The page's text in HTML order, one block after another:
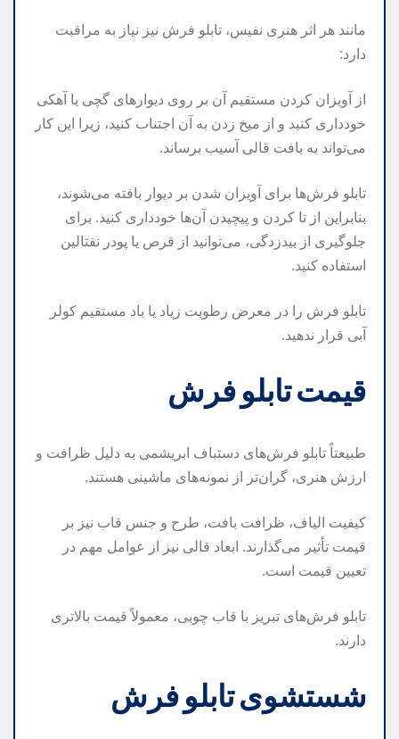
مانند هر اثر هنری نفیس، تابلو فرش نیز نیاز به مراقبت
دارد:
از آویزان کردن مستقیم آن بر روی دیوارهای گچی یا آهکی
خودداری کنید و از میخ زدن به آن اجتناب کنید، زیرا این کار
می‌تواند به بافت قالی آسیب برساند.
تابلو فرش‌ها برای آویزان شدن بر دیوار بافته می‌شوند،
بنابراین از تا کردن و پیچیدن آن‌ها خودداری کنید. برای
جلوگیری از بیدزدگی، می‌توانید از قرص یا پودر نفتالین
استفاده کنید.
تابلو فرش را در معرض رطوبت زیاد یا باد مستقیم کولر
آبی قرار ندهید.
قیمت تابلو فرش
طبیعتاً تابلو فرش‌های دستباف ابریشمی به دلیل ظرافت و
ارزش هنری، گران‌تر از نمونه‌های ماشینی هستند.
کیفیت الیاف، ظرافت بافت، طرح و جنس قاب نیز بر
قیمت تأثیر می‌گذارند. ابعاد قالی نیز از عوامل مهم در
تعیین قیمت است.
تابلو فرش‌های تبریز با قاب چوبی، معمولاً قیمت بالاتری
دارند.
شستشوی تابلو فرش